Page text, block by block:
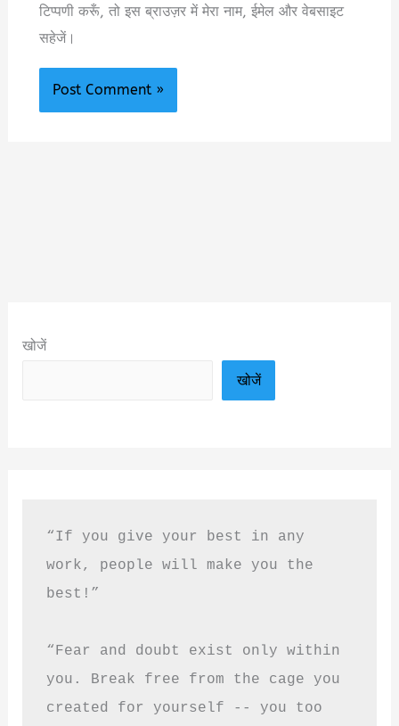
टिप्पणी करूँ, तो इस ब्राउज़र में मेरा नाम, ईमेल और वेबसाइट
सहेजें।
खोजें
खोजें
“If you give your best in any
work, people will make you the
best!”
“Fear and doubt exist only within
you. Break free from the cage you
created for yourself -- you too